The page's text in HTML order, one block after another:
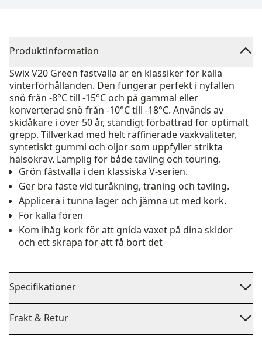
Produktinformation
Swix V20 Green fästvalla är en klassiker för kalla
vinterförhållanden. Den fungerar perfekt i nyfallen
snö från -8°C till -15°C och på gammal eller
konverterad snö från -10°C till -18°C. Används av
skidåkare i över 50 år, ständigt förbättrad för optimalt
grepp. Tillverkad med helt raffinerade vaxkvaliteter,
syntetiskt gummi och oljor som uppfyller strikta
hälsokrav. Lämplig för både tävling och touring.
Grön fästvalla i den klassiska V-serien.
Ger bra fäste vid turåkning, träning och tävling.
Applicera i tunna lager och jämna ut med kork.
För kalla fören
Kom ihåg kork för att gnida vaxet på dina skidor
och ett skrapa för att få bort det
Specifikationer
Frakt & Retur